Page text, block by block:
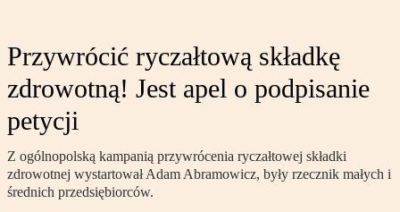
Przywrócić ryczałtową składkę
zdrowotną! Jest apel o podpisanie
petycji
Z ogólnopolską kampanią przywrócenia ryczałtowej składki
zdrowotnej wystartował Adam Abramowicz, były rzecznik małych i
średnich przedsiębiorców.